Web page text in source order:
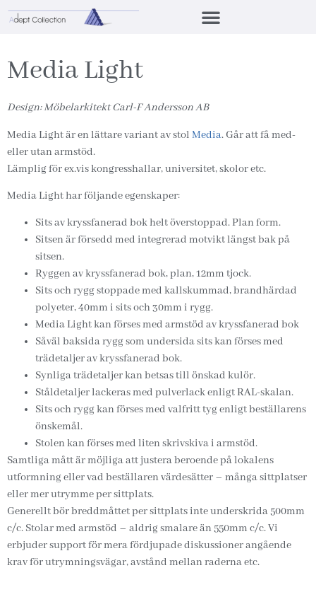
Media Light
Design: Möbelarkitekt Carl-F Andersson AB
Media Light är en lättare variant av stol Media. Går att få med-
eller utan armstöd.
Lämplig för ex.vis kongresshallar, universitet, skolor etc.
Media Light har följande egenskaper:
Sits av kryssfanerad bok helt överstoppad. Plan form.
Sitsen är försedd med integrerad motvikt längst bak på
sitsen.
Ryggen av kryssfanerad bok, plan, 12mm tjock.
Sits och rygg stoppade med kallskummad, brandhärdad
polyeter, 40mm i sits och 30mm i rygg.
Media Light kan förses med armstöd av kryssfanerad bok
Såväl baksida rygg som undersida sits kan förses med
trädetaljer av kryssfanerad bok.
Synliga trädetaljer kan betsas till önskad kulör.
Ståldetaljer lackeras med pulverlack enligt RAL-skalan.
Sits och rygg kan förses med valfritt tyg enligt beställarens
önskemål.
Stolen kan förses med liten skrivskiva i armstöd.
Samtliga mått är möjliga att justera beroende på lokalens
utformning eller vad beställaren värdesätter – många sittplatser
eller mer utrymme per sittplats.
Generellt bör breddmåttet per sittplats inte underskrida 500mm
c/c. Stolar med armstöd – aldrig smalare än 550mm c/c. Vi
erbjuder support för mera fördjupade diskussioner angående
krav för utrymningsvägar, avstånd mellan raderna etc.